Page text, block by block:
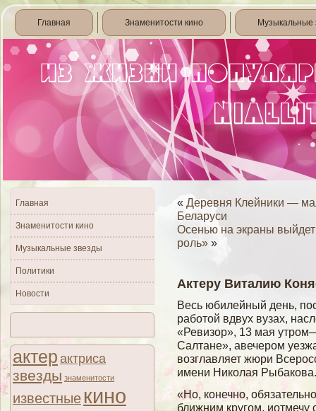
Главная Знаменитости кино Музыкальные
Главная
Знаменитости кино
Музыкальные звезды
Политики
Новости
актер актриса
звезды знаменитости
известные кино
« Деревня Клейники —
Беларуси
Осенью на экраны
роль» »
Актеру Виталию
Весь юбилейный день,
работой вдвух вузах,
«Ревизор», 13 мая
Салтане», авечером
возглавляет жюри
имени Николая Рыбакова.
«Но, конечно,
ближним кругом,